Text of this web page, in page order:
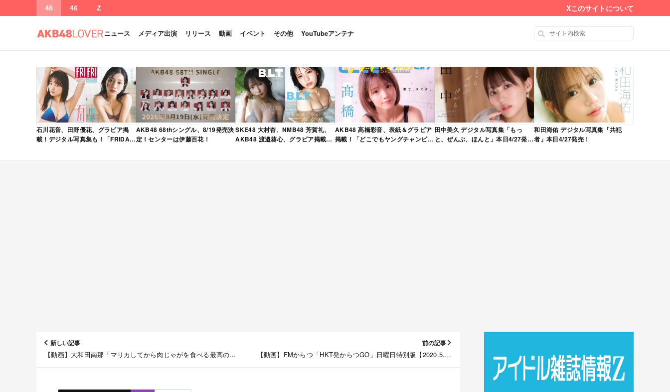
48 46 Z Xこのサイトについて
ニュース メディア出演 リリース 動画 イベント その他 YouTubeアンテナ
石川花音、田野優花、グラビア掲
載！デジタル写真集も！「FRIDAY
発売！
AKB48 68thシングル、8/19発売決
定！センターは伊藤百花！
SKE48 大村杏、NMB48 芳賀礼、
AKB48 渡邉葵心、グラビア掲載！
月号」本日4/28発売！
AKB48 髙橋彩音、表紙＆グラビア
掲載！「どこでもヤングチャンピオ
田中美久 デジタル写真集「もっ
と、ぜんぶ、ほんと」本日4/27発
和田海佑 デジタル写真集「共犯
者」本日4/27発売！
新しい記事
【動画】大和田南那「マリカしてから肉じゃがを食べる最高の休
前の記事
【動画】FMからつ「HKT発からつGO」日曜日特別版【2020.5.24